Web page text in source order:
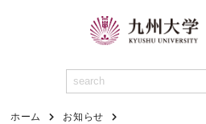
ホーム
お知らせ